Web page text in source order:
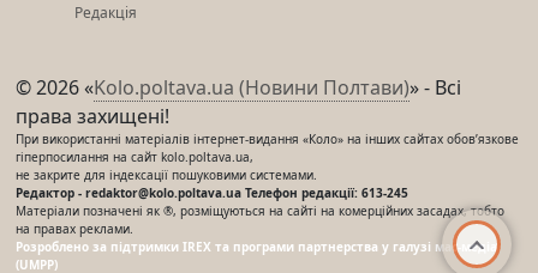
Редакція
© 2026 «Kolo.poltava.ua (Новини Полтави)» - Всі
права захищені!
При використанні матеріалів інтернет-видання «Коло» на інших сайтах обов’язкове
гіперпосилання на сайт kolo.poltava.ua,
не закрите для індексації пошуковими системами.
Редактор - redaktor@kolo.poltava.ua Телефон редакції: 613-245
Матеріали позначені як ®, розміщуються на сайті на комерційних засадах, тобто
на правах реклами.
Розроблено за підтримки IREX та програми партнерства у галузі мас-медіа
(UMPP)